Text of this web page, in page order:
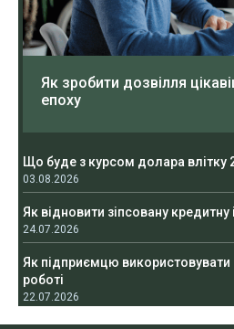
Як зробити дозвілля
епоху
Що буде з курсом долара влітку
03.08.2026
Як відновити зіпсовану кредитну
24.07.2026
Як підприємцю використовувати
роботі
22.07.2026